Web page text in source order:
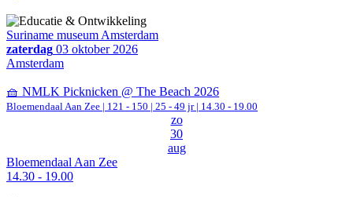
Suriname museum Amsterdam
zaterdag 03 oktober 2026
Amsterdam
🧺 NMLK Picknicken @ The Beach 2026
Bloemendaal Aan Zee | 121 - 150 | 25 - 49 jr | 14.30 - 19.00
zo
30
aug
Bloemendaal Aan Zee
14.30 - 19.00